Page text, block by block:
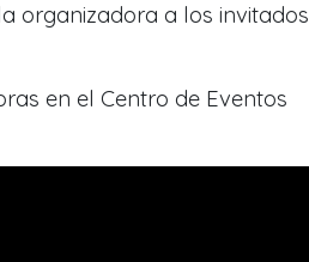
organizadora a los invitados
en el Centro de Eventos